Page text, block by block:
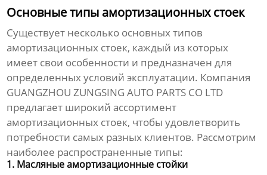
Основные типы амортизационных стоек
Существует несколько основныхтипов
амортизационных стоек, каждый из которых
имеет свои особенности и предназначен для
определенных условий эксплуатации. Компания
GUANGZHOU ZUNGSING AUTO PARTS CO LTD
предлагает широкий ассортимент
амортизационных стоек, чтобы удовлетворить
потребности самых разных клиентов. Рассмотрим
наиболее распространенные типы:
1. Масляные амортизационные стойки